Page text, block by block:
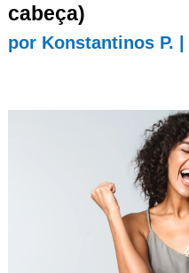
cabeça)
por Konstantinos P.